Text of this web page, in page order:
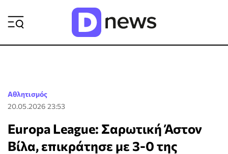
Αθλητισμός
20.05.2026 23:53
Europa League: Σαρωτική Άστον
Βίλα, επικράτησε με 3-0 της